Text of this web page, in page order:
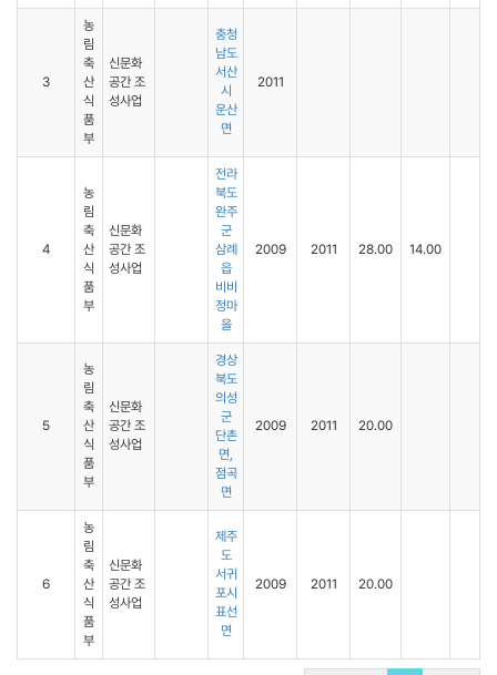
3
농
림
축
산
식
품
부
신문화
공간 조
성사업
충청
남도
서산
시
운산
면
2011
4
농
림
축
산
식
품
부
신문화
공간 조
성사업
전라
북도
완주
군
삼례
읍
비비
정마
을
2009 2011 28.00 14.00
5
농
림
축
산
식
품
부
신문화
공간 조
성사업
경상
북도
의성
군
단촌
면,
점곡
면
2009 2011 20.00
6
농
림
축
산
식
품
부
신문화
공간 조
성사업
제주
도
서귀
포시
표선
면
2009 2011 20.00